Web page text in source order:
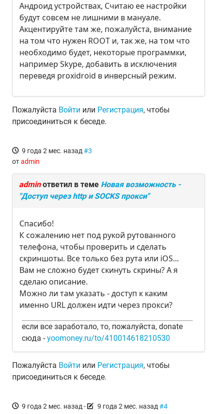
Андроид устройствах, Считаю ее настройки
будут совсем не лишними в мануале.
Акцентируйте там же, пожалуйста, внимание
на том что нужен ROOT и, так же, на том что
необходимо будет, некоторые программки,
например Skype, добавить в исключения
переведя proxidroid в инверсный режим.
Пожалуйста Войти или Регистрация, чтобы
присоединиться к беседе.
9 года 2 мес. назад #3
отadmin
adminответил в теме Новая возможность -
"Доступ через http и SOCKS прокси"
Спасибо!
К сожалению нет под рукой рутованного
телефона, чтобы проверить и сделать
скриншоты. Все только без рута или iOS...
Вам не сложно будет скинуть скрины? А я
сделаю описание.
Можно ли там указать - доступ к каким
именно URL должен идти через прокси?
если все заработало, то, пожалуйста, donate
сюда -yoomoney.ru/to/410014618210530
Пожалуйста Войти или Регистрация, чтобы
присоединиться к беседе.
9 года 2 мес. назад - 9 года 2 мес. назад #4